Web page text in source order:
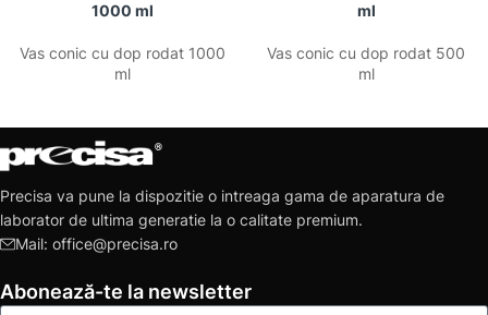
1000 ml
Vas conic cu dop rodat 1000
ml
ml
Vas conic cu dop rodat 500
ml
Precisa va pune la dispozitie o intreaga gama de aparatura de
laborator de ultima generatie la o calitate premium.
Mail: office@precisa.ro
Abonează-te la newsletter